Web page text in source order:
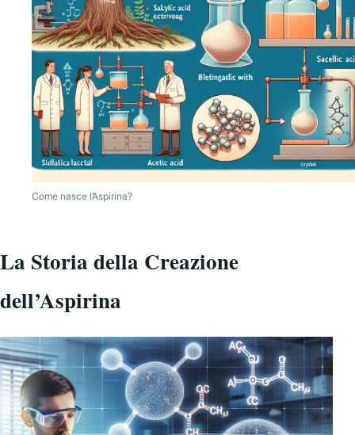
Come nasce l’Aspirina?
La Storia della Creazione
dell’Aspirina